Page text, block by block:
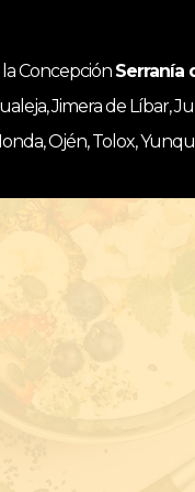
Concepción Serranía
Jimera de Líbar,
Ojén, Tolox,